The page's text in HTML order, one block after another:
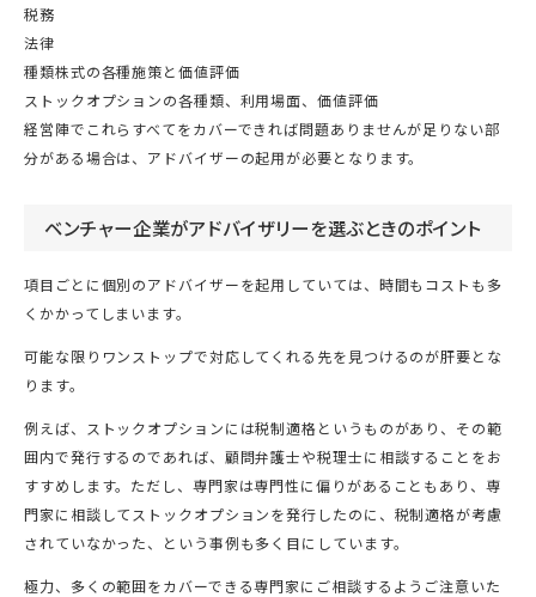
税務
法律
種類株式の各種施策と価値評価
ストックオプションの各種類、利用場面、価値評価
経営陣でこれらすべてをカバーできれば問題ありませんが足りない部
分がある場合は、アドバイザーの起用が必要となります。
ベンチャー企業がアドバイザリーを選ぶときのポイント
項目ごとに個別のアドバイザーを起用していては、時間もコストも多
くかかってしまいます。
可能な限りワンストップで対応してくれる先を見つけるのが肝要とな
ります。
例えば、ストックオプションには税制適格というものがあり、その範
囲内で発行するのであれば、顧問弁護士や税理士に相談することをお
すすめします。ただし、専門家は専門性に偏りがあることもあり、専
門家に相談してストックオプションを発行したのに、税制適格が考慮
されていなかった、という事例も多く目にしています。
極力、多くの範囲をカバーできる専門家にご相談するようご注意いた